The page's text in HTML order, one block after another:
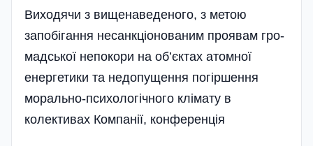
Виходячи з вищенаведеного, з метою
запобігання несанкці­о­нова­ним проявам гро­
мад­ської не­по­кори на об’є­к­тах атомної
енерге­тики та недопущення погір­шення
морально-психологічного клі­­мату в
колективах Компанії, конференція